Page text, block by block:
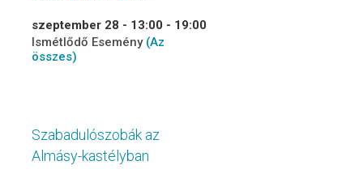
szeptember 28 - 13:00 - 19:00
Ismétlődő Esemény (Az
összes)
Szabadulószobák az
Almásy-kastélyban